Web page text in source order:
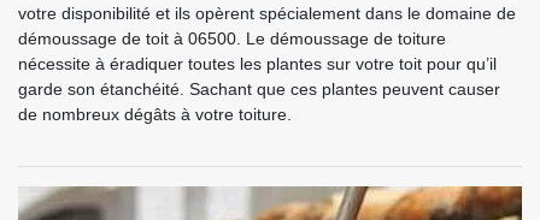
votre disponibilité et ils opèrent spécialement dans le domaine de
démoussage de toit à 06500. Le démoussage de toiture
nécessite à éradiquer toutes les plantes sur votre toit pour qu’il
garde son étanchéité. Sachant que ces plantes peuvent causer
de nombreux dégâts à votre toiture.